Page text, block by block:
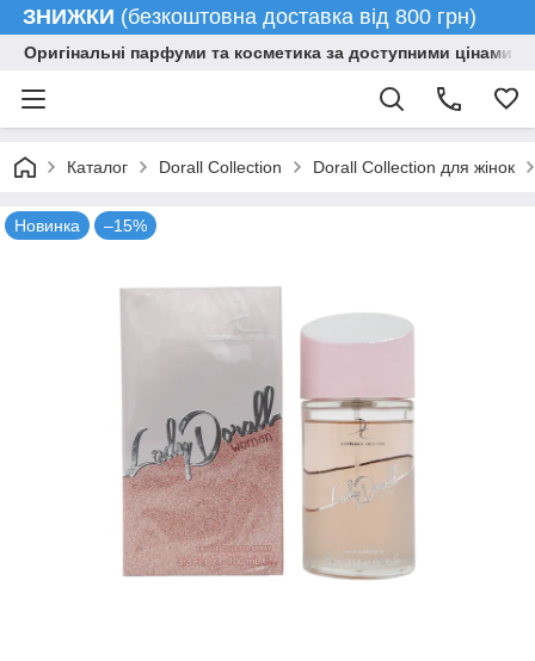
ЗНИЖКИ (безкоштовна доставка від 800 грн)
Оригінальні парфуми та косметика за доступними цінами
Каталог Dorall Collection Dorall Collection для жінок
Новинка –15%